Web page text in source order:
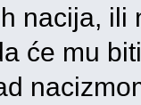
nacija, ili
će mu